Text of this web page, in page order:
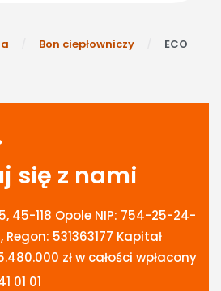
Bon ciepłowniczy
ECO
się z nami
45-118 Opole NIP: 754-25-24-
Regon: 531363177 Kapitał
zł w całości wpłacony
01 01